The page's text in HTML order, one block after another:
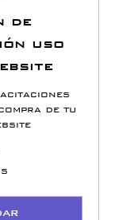
de
uso
de tu